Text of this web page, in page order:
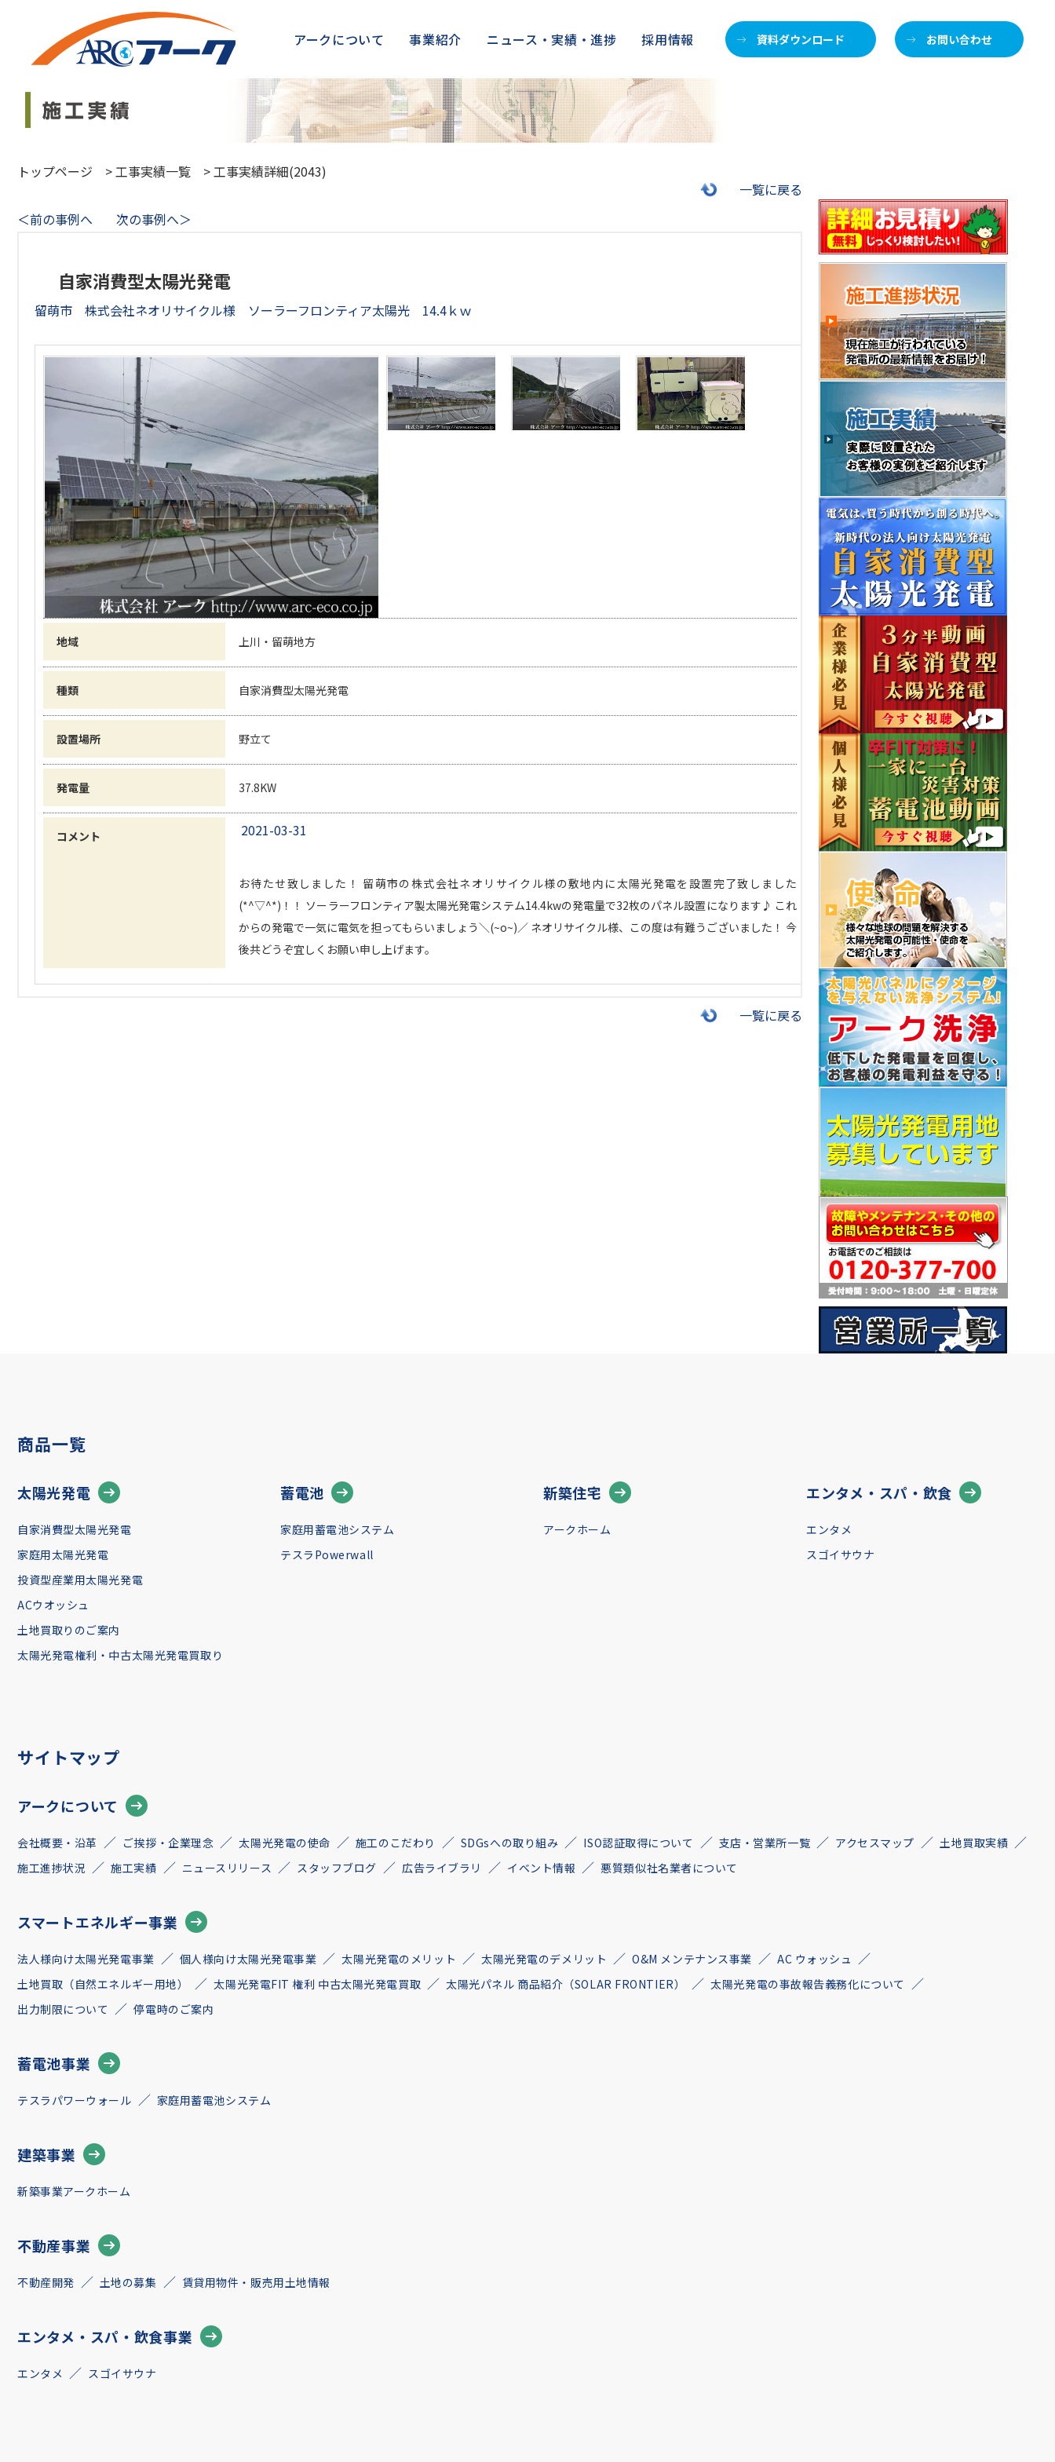
アークについて 事業紹介 ニュース・実績・進捗 採用情報 資料ダウンロード お問い合わせ
トップページ >工事実績一覧 >工事実績詳細(2043)
一覧に戻る
＜前の事例へ
次の事例へ＞
自家消費型太陽光発電
留萌市 株式会社ネオリサイクル様 ソーラーフロンティア太陽光 14.4ｋｗ
地域 上川・留萌地方
種類 自家消費型太陽光発電
設置場所 野立て
発電量 37.8KW
コメント 2021-03-31
お待たせ致しました！ 留萌市の株式会社ネオリサイクル様の敷地内に太陽光発電を設置完了致しました
(*^▽^*)！！ ソーラーフロンティア製太陽光発電システム14.4kwの発電量で32枚のパネル設置になります♪ これ
からの発電で一気に電気を担ってもらいましょう＼(~o~)／ ネオリサイクル様、この度は有難うございました！ 今
後共どうぞ宜しくお願い申し上げます。
一覧に戻る
商品一覧
太陽光発電
自家消費型太陽光発電
家庭用太陽光発電
投資型産業用太陽光発電
ACウオッシュ
土地買取りのご案内
太陽光発電権利・中古太陽光発電買取り
蓄電池
家庭用蓄電池システム
テスラPowerwall
新築住宅
アークホーム
エンタメ・スパ・飲食
エンタメ
スゴイサウナ
サイトマップ
アークについて
会社概要・沿革 ご挨拶・企業理念 太陽光発電の使命 施工のこだわり SDGsへの取り組み ISO認証取得について 支店・営業所一覧 アクセスマップ
土地買取実績
施工進捗状況
施工実績 ニュースリリース スタッフブログ 広告ライブラリ イベント情報 悪質類似社名業者について
スマートエネルギー事業
法人様向け太陽光発電事業 個人様向け太陽光発電事業 太陽光発電のメリット 太陽光発電のデメリット O&M メンテナンス事業
AC ウォッシュ
土地買取（自然エネルギー用地）
太陽光発電FIT 権利 中古太陽光発電買取 太陽光パネル 商品紹介（SOLAR FRONTIER）
太陽光発電の事故報告義務化について
出力制限について
停電時のご案内
蓄電池事業
テスラパワーウォール 家庭用蓄電池システム
建築事業
新築事業アークホーム
不動産事業
不動産開発 土地の募集 賃貸用物件・販売用土地情報
エンタメ・スパ・飲食事業
エンタメ スゴイサウナ